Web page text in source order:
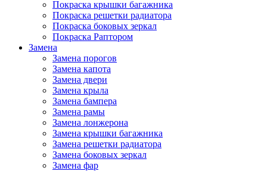
Покраска крышки багажника
Покраска решетки радиатора
Покраска боковых зеркал
Покраска Раптором
Замена
Замена порогов
Замена капота
Замена двери
Замена крыла
Замена бампера
Замена рамы
Замена лонжерона
Замена крышки багажника
Замена решетки радиатора
Замена боковых зеркал
Замена фар